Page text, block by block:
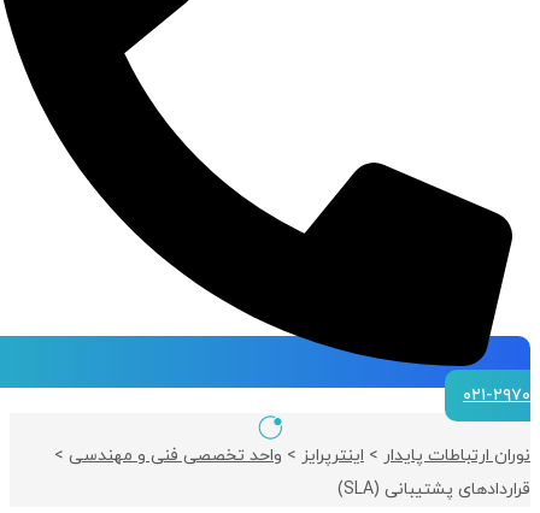
۰۲۱-۲۹۷۰
نوران ارتباطات پایدار>اینترپرایز>واحد تخصصی فنی و مهندسی>
قراردادهای پشتیبانی (SLA)